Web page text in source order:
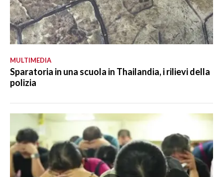
MULTIMEDIA
Sparatoria in una scuola in Thailandia, i rilievi della
polizia